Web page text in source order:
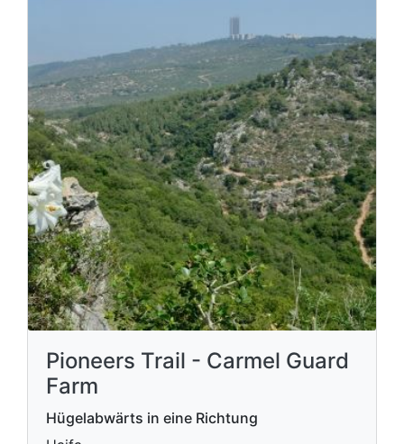
Pioneers Trail - Carmel Guard
Farm
Hügelabwärts in eine Richtung